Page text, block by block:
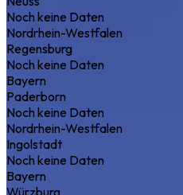
Noch keine Daten
Nordrhein-Westfalen
Regensburg
Noch keine Daten
Bayern
Paderborn
Noch keine Daten
Nordrhein-Westfalen
Ingolstadt
Noch keine Daten
Bayern
Würzburg